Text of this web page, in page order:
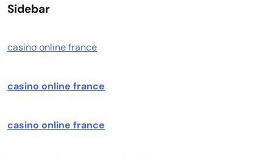
Sidebar
casino online france
casino online france
casino online france